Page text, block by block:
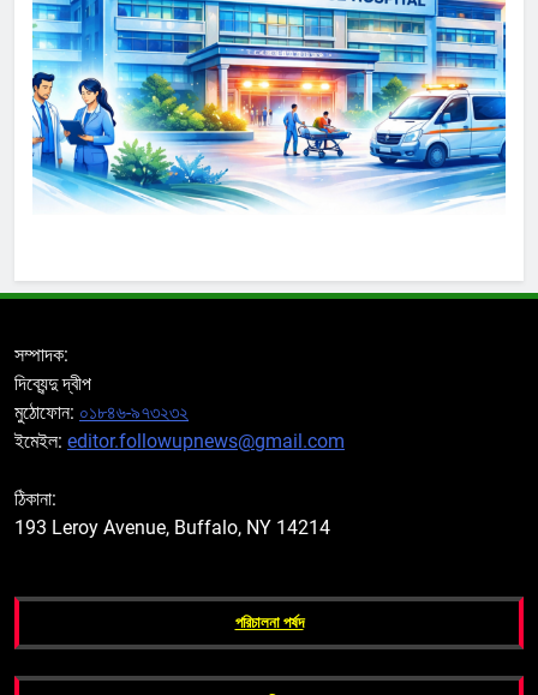
সম্পাদক:
দিব্যেন্দু দ্বীপ
মুঠোফোন: ০১৮৪৬-৯৭৩২৩২
ইমেইল: editor.followupnews@gmail.com
ঠিকানা:
193 Leroy Avenue, Buffalo, NY 14214
পরিচালনা পর্ষদ